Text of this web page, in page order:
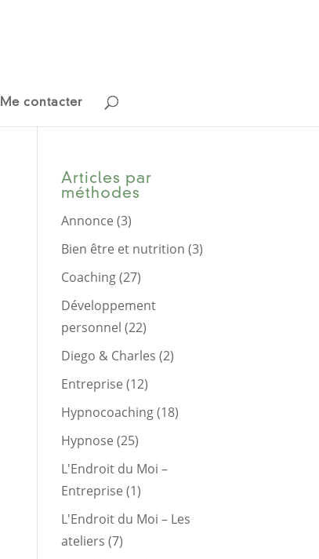
Me contacter
Articles par
méthodes
Annonce (3)
Bien être et nutrition (3)
Coaching(27)
Développement
personnel (22)
Diego & Charles (2)
Entreprise (12)
Hypnocoaching(18)
Hypnose (25)
L'Endroit du Moi –
Entreprise (1)
L'Endroit du Moi – Les
ateliers (7)